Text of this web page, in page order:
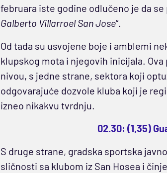
februara iste godine odlučeno je da
Galberto Villarroel San Jose“.
Od tada su usvojene boje i amblemi
klupskog mota i njegovih inicijala.
nivou, s jedne strane, sektora koji
odgovarajuće dozvole kluba koji je
izneo nikakvu tvrdnju.
02.30: (1,35)
S druge strane, gradska sportska
sličnosti sa klubom iz San Hosea i